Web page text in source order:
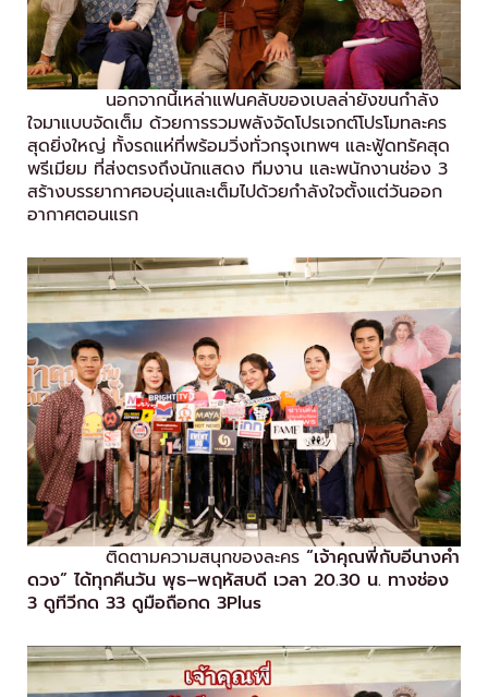
นอกจากนี้เหล่าแฟนคลับของเบลล่ายังขนกำลัง
ใจมาแบบจัดเต็ม ด้วยการรวมพลังจัดโปรเจกต์โปรโมทละคร
สุดยิ่งใหญ่ ทั้งรถแห่ที่พร้อมวิ่งทั่วกรุงเทพฯ และฟู้ดทรัคสุด
พรีเมียม ที่ส่งตรงถึงนักแสดง ทีมงาน และพนักงานช่อง 3
สร้างบรรยากาศอบอุ่นและเต็มไปด้วยกำลังใจตั้งแต่วันออก
อากาศตอนแรก
ติดตามความสนุกของละคร “เจ้าคุณพี่กับอีนางคำ
ดวง” ได้ทุกคืนวัน พุธ–พฤหัสบดี เวลา 20.30 น. ทางช่อง
3 ดูทีวีกด 33 ดูมือถือกด 3Plus